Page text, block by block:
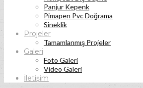
Panjur Kepenk
Pimapen Pvc Doğrama
Sineklik
Projeler
Tamamlanmış Projeler
Galeri
Foto Galeri
Video Galeri
İletişim